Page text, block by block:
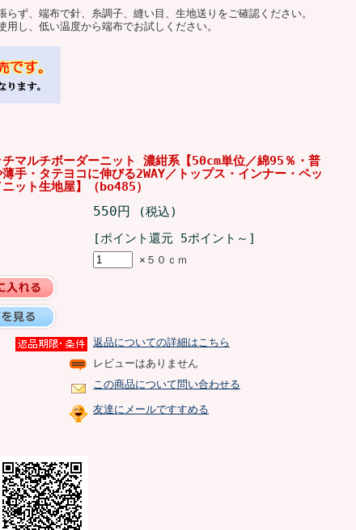
ず、端布で針、糸調子、縫い目、生地送りをご確認ください。
し、低い温度から端布でお試しください。
チマルチボーダーニット 濃紺系【50cm単位／綿95％・普
手・タテヨコに伸びる2WAY／トップス・インナー・ペッ
ニット生地屋】（bo485）
550円
(税込)
[ポイント還元 5ポイント～]
×５０ｃｍ
返品についての詳細はこちら
レビューはありません
この商品について問い合わせる
友達にメールですすめる